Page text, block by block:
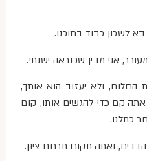
לשכון כבוד בתוכנו.
אני מבין שכנראה ישנתי.
ולא יעזוב הוא אותך,
קם כדי להגשים אותו, קום
כתלנו.
ואתה תקום תרחם ציון.